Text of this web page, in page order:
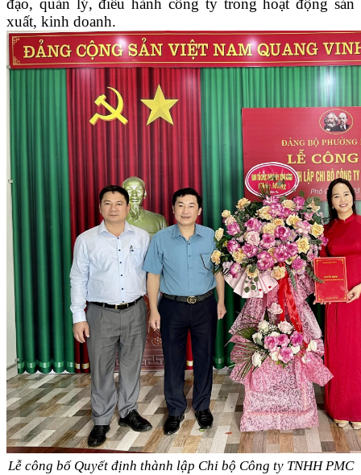
đạo, quản lý, điều hành công ty trong hoạt động sản
xuất, kinh doanh.
Lễ công bố Quyết định thành lập Chi bộ Công ty TNHH PMC